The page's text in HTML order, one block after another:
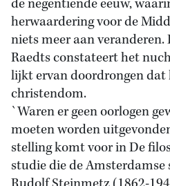
de negentiende eeuw,
herwaardering voor de
niets meer aan
Raedts constateert het
lijkt ervan doordrongen dat
christendom.
`Waren er geen oorlogen
moeten worden
stelling komt voor in De
studie die de Amsterdamse